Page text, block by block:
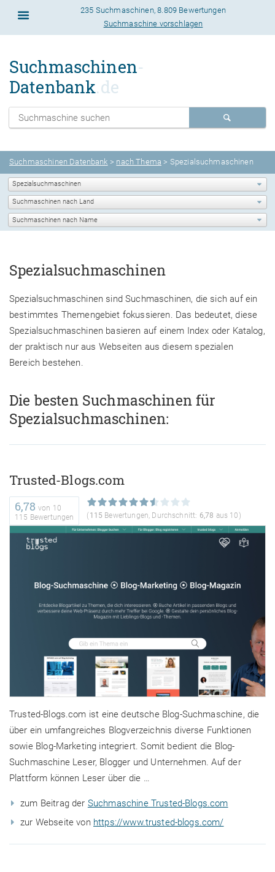
235 Suchmaschinen,8.809 Bewertungen
Suchmaschine vorschlagen
Suchmaschinen-
Datenbank.de
Suchmaschinen Datenbank > nach Thema > Spezialsuchmaschinen
Spezialsuchmaschinen
Spezialsuchmaschinen sind Suchmaschinen, die sich auf ein
bestimmtes Themengebiet fokussieren. Das bedeutet, diese
Spezialsuchmaschinen basieren auf einem Index oder Katalog,
der praktisch nur aus Webseiten aus diesem spezialen
Bereich bestehen.
Die besten Suchmaschinen für
Spezialsuchmaschinen:
Trusted-Blogs.com
6,78 von 10
115 Bewertungen
( 115 Bewertungen, Durchschnitt: 6,78 aus 10)
Trusted-Blogs.com ist eine deutsche Blog-Suchmaschine, die
über ein umfangreiches Blogverzeichnis diverse Funktionen
sowie Blog-Marketing integriert. Somit bedient die Blog-
Suchmaschine Leser, Blogger und Unternehmen. Auf der
Plattform können Leser über die …
zum Beitrag der Suchmaschine Trusted-Blogs.com
zur Webseite von https://www.trusted-blogs.com/